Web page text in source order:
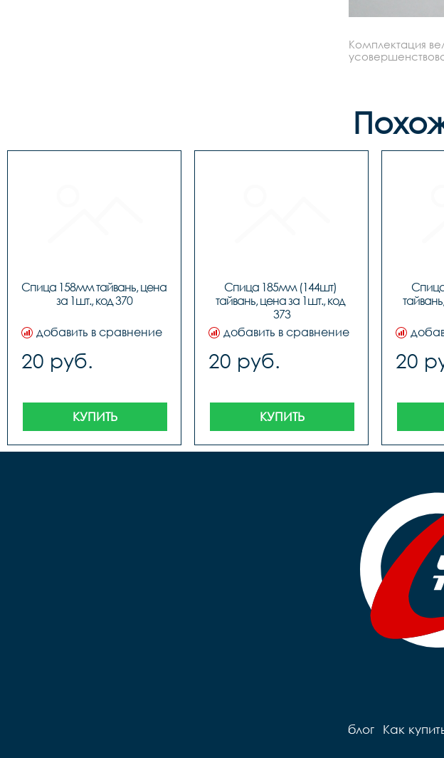
Комплектация
Спица 158мм тайвань, цена
за 1шт., код 370
добавить в сравнение
20 руб.
КУПИТЬ
Спица 185мм (144шт)
тайвань, цена за 1шт., код
373
добавить в сравнение
20 руб.
КУПИТЬ
20
блог Как